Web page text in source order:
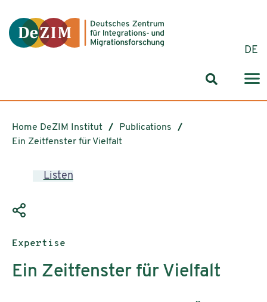
DE
Search
Home DeZIM Institut
Publications
Ein Zeitfenster für Vielfalt
Listen
Publication type:
Expertise
Ein Zeitfenster für Vielfalt